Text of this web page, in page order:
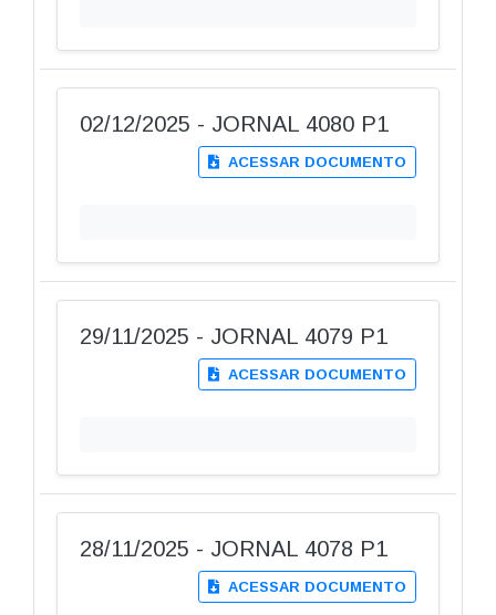
02/12/2025 - JORNAL 4080 P1
ACESSAR DOCUMENTO
29/11/2025 - JORNAL 4079 P1
ACESSAR DOCUMENTO
28/11/2025 - JORNAL 4078 P1
ACESSAR DOCUMENTO